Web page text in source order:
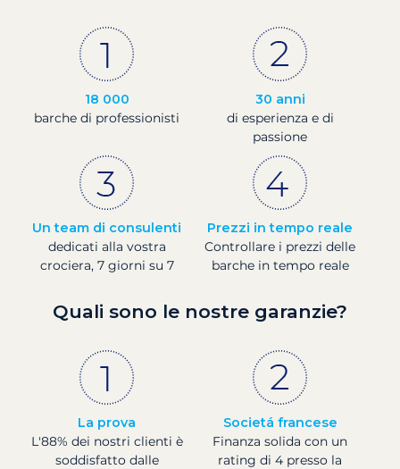
18 000
barche di professionisti
30 anni
di esperienza e di
passione
Un team di consulenti
dedicati alla vostra
crociera, 7 giorni su 7
Prezzi in tempo reale
Controllare i prezzi delle
barche in tempo reale
Quali sono le nostre garanzie?
La prova
L'88% dei nostri clienti è
soddisfatto dalle
Societá francese
Finanza solida con un
rating di 4 presso la